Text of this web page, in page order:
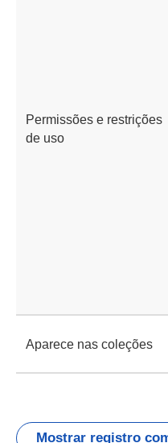
Permissões e restrições
de uso
Aparece nas coleções
Mostrar registro